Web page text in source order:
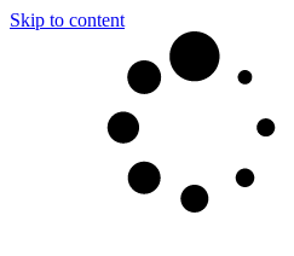
Skip to content